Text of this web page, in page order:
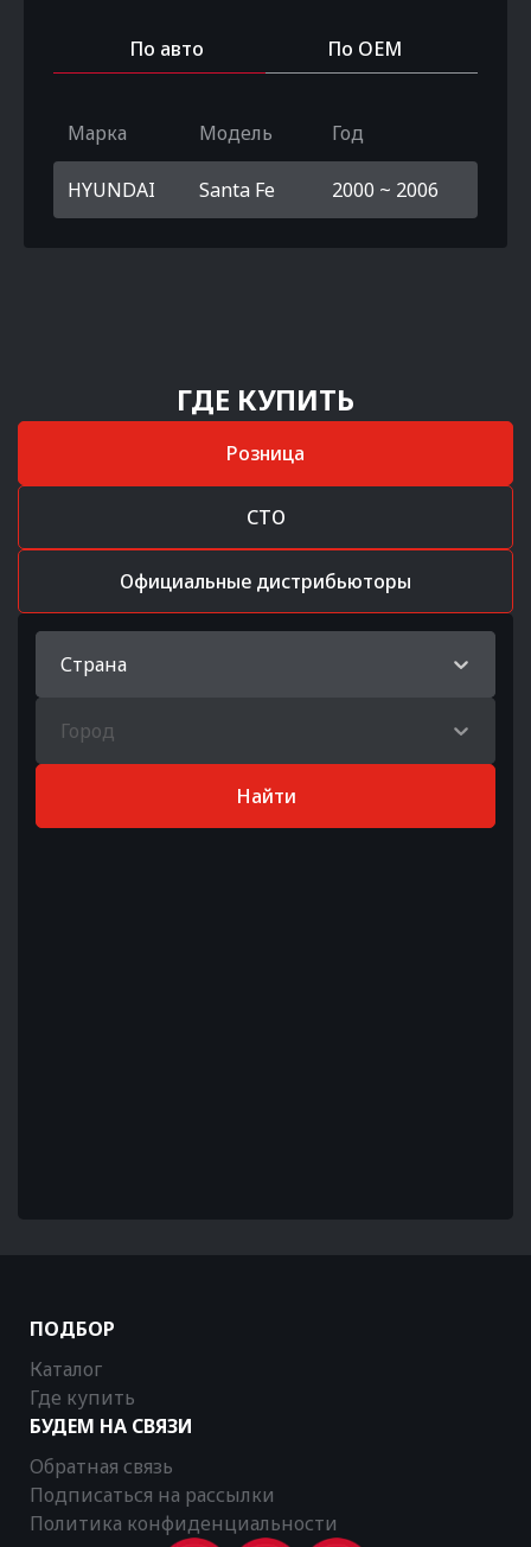
По авто По OEM
Марка Модель Год
HYUNDAI Santa Fe 2000 ~ 2006
ГДЕ КУПИТЬ
Розница
СТО
Официальные дистрибьюторы
Страна
Город
Найти
ПОДБОР
Каталог
Где купить
БУДЕМ НА СВЯЗИ
Обратная связь
Подписаться на рассылки
Политика конфиденциальности